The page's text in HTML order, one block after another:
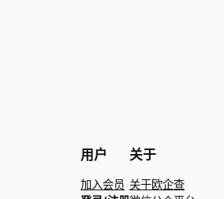
用户
加入会员
关于
关于欧企查